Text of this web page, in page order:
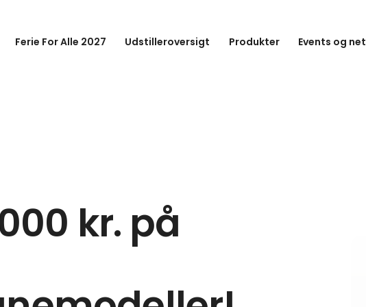
Ferie For Alle 2027 Udstilleroversigt Produkter Events og
kr. på